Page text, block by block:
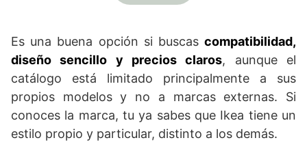
Es una buena opción si buscas compatibilidad,
diseño sencillo y precios claros, aunque el
catálogo está limitado principalmente a sus
propios modelos y no a marcas externas. Si
conoces la marca, tu ya sabes que Ikea tiene un
estilo propio y particular, distinto a los demás.